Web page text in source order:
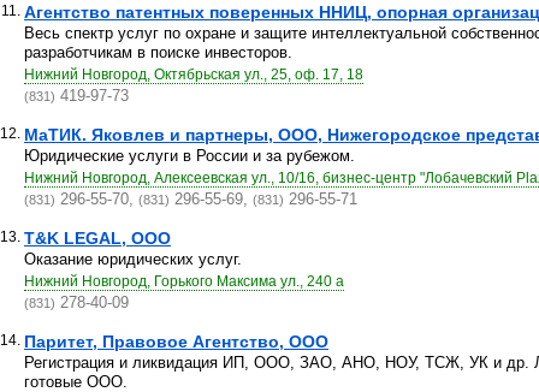
11. Агентство патентных поверенных ННИЦ, опорная
Весь спектр услуг по охране и защите интеллектуальной
разработчикам в поиске инвесторов.
Нижний Новгород, Октябрьская ул., 25, оф. 17, 18
(831) 419-97-73
12. МаТИК. Яковлев и партнеры, ООО, Нижегородское
Юридические услуги в России и за рубежом.
Нижний Новгород, Алексеевская ул., 10/16, бизнес-центр "Лобачевский
(831) 296-55-70, (831) 296-55-69, (831) 296-55-71
13. T&K LEGAL, ООО
Оказание юридических услуг.
Нижний Новгород, Горького Максима ул., 240 а
(831) 278-40-09
14. Паритет, Правовое Агентство, ООО
Регистрация и ликвидация ИП, ООО, ЗАО, АНО, НОУ, ТСЖ, УК и др.
готовые ООО.